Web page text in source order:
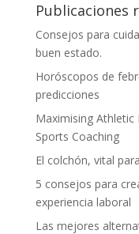
Publicaciones
Consejos para
buen estado.
Horóscopos de
predicciones
Maximising
Sports Coaching
El colchón, vital
5 consejos para
experiencia laboral
Las mejores